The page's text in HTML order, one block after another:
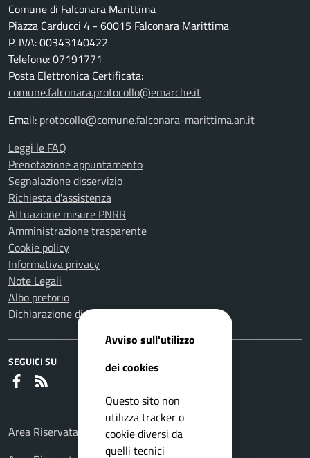
Comune di Falconara Marittima
Piazza Carducci 4 - 60015 Falconara Marittima
P. IVA: 00343140422
Telefono: 07191771
Posta Elettronica Certificata:
comune.falconara.protocollo@emarche.it
Email: protocollo@comune.falconara-marittima.an.it
Leggi le FAQ
Prenotazione appuntamento
Segnalazione disservizio
Richiesta d'assistenza
Attuazione misure PNRR
Amministrazione trasparente
Cookie policy
Informativa privacy
Note Legali
Albo pretorio
Dichiarazione di accessibilità
SEGUICI SU
Faceboook
Area Riservata Consiglieri Comunali
Avviso sull'utilizzo
dei cookies
Questo sito non
utilizza tracker o
cookie diversi da
quelli tecnici